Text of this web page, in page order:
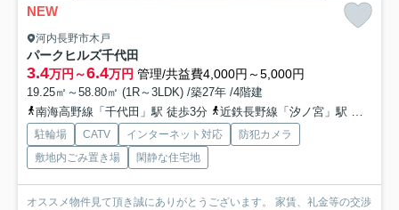
NEW
河内長野市木戸
パークヒルズ千代田
3.4万円～6.4万円 管理/共益費4,000円～5,000円
19.25㎡～58.80㎡ (1R～3LDK) /築27年 /4階建
南海高野線「千代田」駅 徒歩3分
近鉄長野線「汐ノ宮」駅 徒歩14分
駐輪場 CATV インターネット対応
防犯カメラ
敷地内ごみ置き場
閑静な住宅地
オススメ物件見て頂き誠にありがとうございます。 家賃、礼金等の交渉